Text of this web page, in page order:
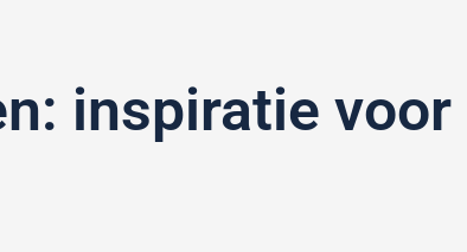
inspiratie voor